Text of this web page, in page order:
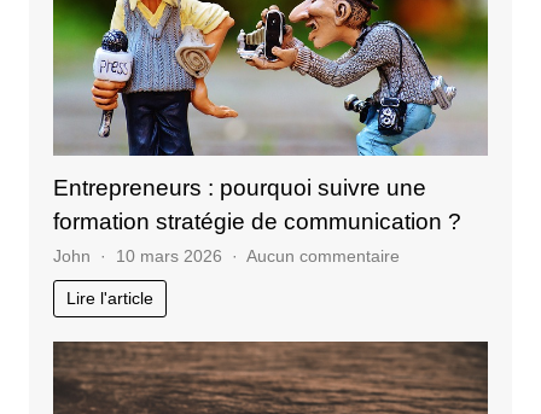
Entrepreneurs : pourquoi suivre une
formation stratégie de communication ?
John 10 mars 2026 Aucun commentairesur
pourquoi
suivre
une
Lire l'article